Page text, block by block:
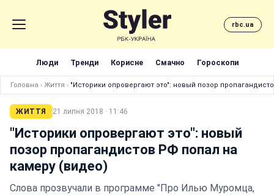
rbc.ua
Люди Тренди Корисне Смачно Гороскопи
Головна › Життя › "Историки опровергают это": новый позор
ЖИТТЯ 21 липня 2018 · 11:46
"Историки опровергают это": новый
позор пропагандистов РФ попал на
камеру (видео)
Слова прозвучали в программе "Про Илью Муромца,